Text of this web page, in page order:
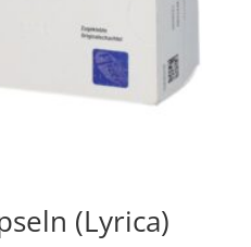
(Lyrica)